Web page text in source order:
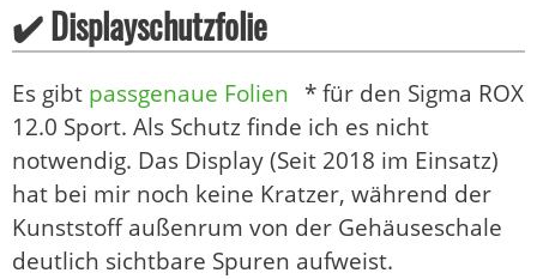
✔️ Displayschutzfolie
Es gibt passgenaue Folien * für den Sigma ROX
12.0 Sport. Als Schutz finde ich es nicht
notwendig. Das Display (Seit 2018 im Einsatz)
hat bei mir noch keine Kratzer, während der
Kunststoff außenrum von der Gehäuseschale
deutlich sichtbare Spuren aufweist.